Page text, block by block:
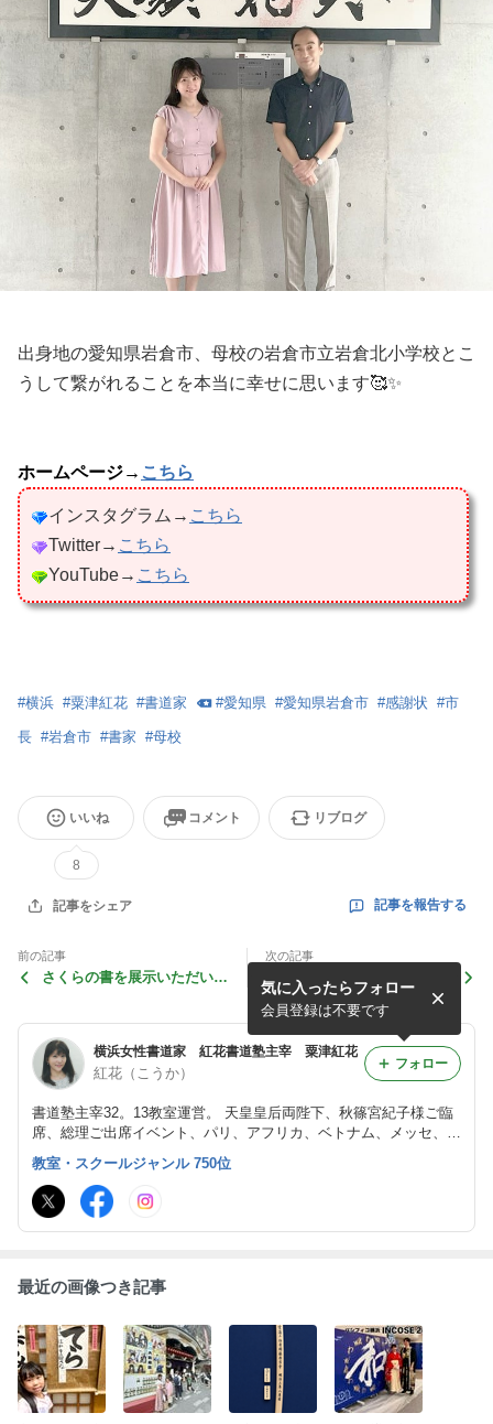
出身地の愛知県岩倉市、母校の岩倉市立岩倉北小学校とこ
うして繋がれることを本当に幸せに思います🥰✨
ホームページ→ こちら
インスタグラム→ こちら
Twitter→ こちら
YouTube→ こちら
#横浜 #粟津紅花 #書道家 #愛知県 #愛知県岩倉市 #感謝状 #市
長 #岩倉市 #書家 #母校
いいね
8
コメント リブログ
記事をシェア 記事を報告する
前の記事
さくらの書を展示いただいて
次の記事
新築の家に筆文字表札✨
横浜女性書道家 紅花書道塾主宰 粟津紅花
紅花（こうか）
書道塾主宰32。13教室運営。 天皇皇后両陛下、秋篠宮紀子様ご臨
席、総理ご出席イベント、パリ、アフリカ、ベトナム、メッセ、ビ
ッグサイトなど国内外で書道パフォーマンス披露。 WBSに書を提
供。 乃木坂46日向坂46に書道パフォーマンス指導監修。 長女紅
扇。長男紅翔。
気に入ったらフォロー
会員登録は不要です
フォロー
教室・スクールジャンル 750位
最近の画像つき記事